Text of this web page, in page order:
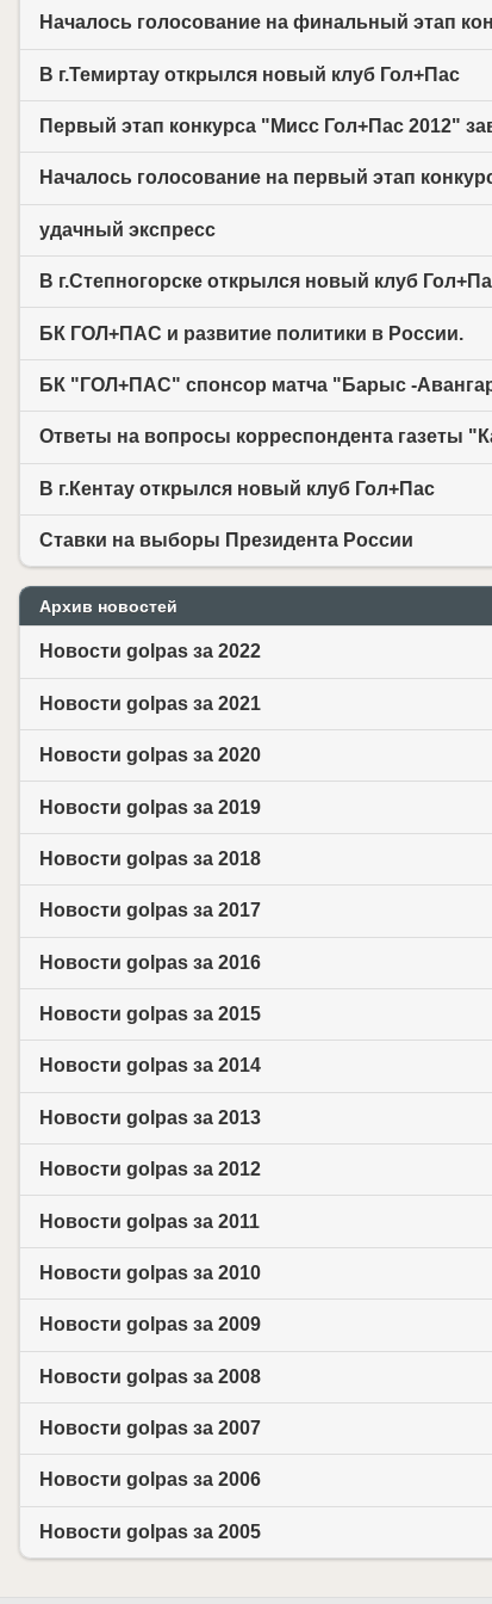
Началось голосование на финальный этап
В г.Темиртау открылся новый клуб Гол+Пас
Первый этап конкурса "Мисс Гол+Пас 2012"
Началось голосование на первый этап
удачный экспресс
В г.Степногорске открылся новый клуб
БК ГОЛ+ПАС и развитие политики в России.
БК "ГОЛ+ПАС" спонсор матча "Барыс -
Ответы на вопросы корреспондента газеты
В г.Кентау открылся новый клуб Гол+Пас
Ставки на выборы Президента России
Архив новостей
Новости golpas за 2022
Новости golpas за 2021
Новости golpas за 2020
Новости golpas за 2019
Новости golpas за 2018
Новости golpas за 2017
Новости golpas за 2016
Новости golpas за 2015
Новости golpas за 2014
Новости golpas за 2013
Новости golpas за 2012
Новости golpas за 2011
Новости golpas за 2010
Новости golpas за 2009
Новости golpas за 2008
Новости golpas за 2007
Новости golpas за 2006
Новости golpas за 2005